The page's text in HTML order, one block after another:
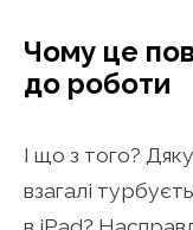
Чому це
до роботи
І що з того?
взагалі